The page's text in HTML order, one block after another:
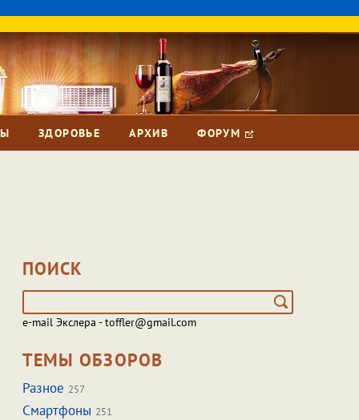
ЗДОРОВЬЕ АРХИВ ФОРУМ
ПОИСК
e-mail Экслера - toffler@gmail.com
ТЕМЫ ОБЗОРОВ
Разное 257
Смартфоны 251